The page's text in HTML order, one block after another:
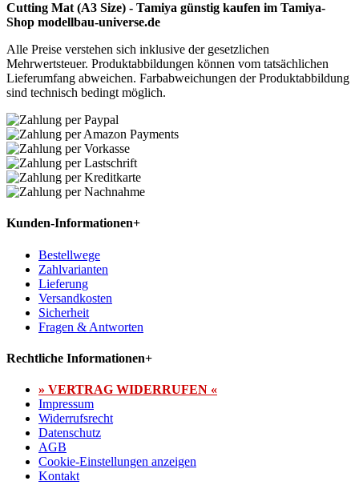
Cutting Mat (A3 Size) - Tamiya günstig kaufen im Tamiya-
Shop modellbau-universe.de
Alle Preise verstehen sich inklusive der gesetzlichen
Mehrwertsteuer. Produktabbildungen können vom tatsächlichen
Lieferumfang abweichen. Farbabweichungen der Produktabbildung
sind technisch bedingt möglich.
Kunden-Informationen+
Bestellwege
Zahlvarianten
Lieferung
Versandkosten
Sicherheit
Fragen & Antworten
Rechtliche Informationen+
» VERTRAG WIDERRUFEN «
Impressum
Widerrufsrecht
Datenschutz
AGB
Cookie-Einstellungen anzeigen
Kontakt